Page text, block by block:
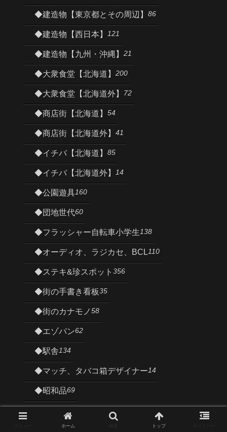
◆建造物【東京都とその周辺】 86
◆建造物【西日本】 121
◆建造物【九州・沖縄】 21
◆大衆食堂【北海道】 200
◆大衆食堂【北海道外】 72
◆商店街【北海道】 54
◆商店街【北海道外】 41
◆イチバ【北海道】 85
◆イチバ【北海道外】 14
◆公園遊具160
◆団地世代60
◆フラッシャー自転車小学生138
◆オーディオ、ラジカセ、BCL110
◆ステキ&珍スポット 356
◆街の手書き看板35
◆街のカナモノ58
◆エゾパン62
◆駅舎134
◆マッチ、タバコ箱デザイナー14
◆昭和品69
◆路上ねこ
ホーム トップ